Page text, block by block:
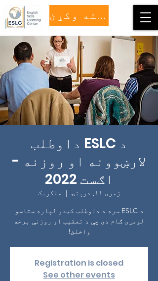
مرسته وکړئ
د ESLC داوطلب
لارښوونه او روزنه -
اګست 2022
زمری ۱۱, درېنۍ
  |
ملکریک
د ESLC سره د داوطلب کیدو لپاره ستاسو
لومړی ګام دی چې د تعقیب او روزنې برخه
واخلئ!
Registration is closed
See other events